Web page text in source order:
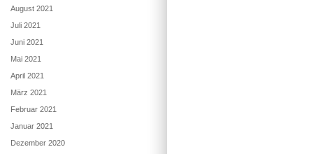
August 2021
Juli 2021
Juni 2021
Mai 2021
April 2021
März 2021
Februar 2021
Januar 2021
Dezember 2020